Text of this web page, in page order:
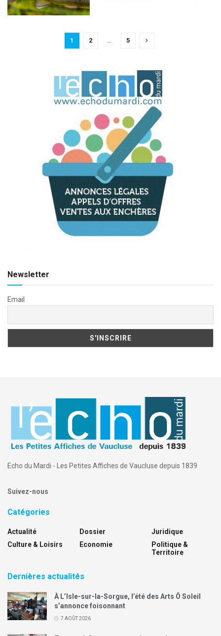
1 2 5
Newsletter
Email
Echo du Mardi - Les Petites Affiches de Vaucluse depuis 1839
Suivez-nous
Catégories
Actualité
Culture & Loisirs
Dossier
Economie
Juridique
Politique &
Territoire
Dernières actualités
À L’Isle-sur-la-Sorgue, l’été des Arts Ô Soleil
s’annonce foisonnant
7 AOÛT 2026